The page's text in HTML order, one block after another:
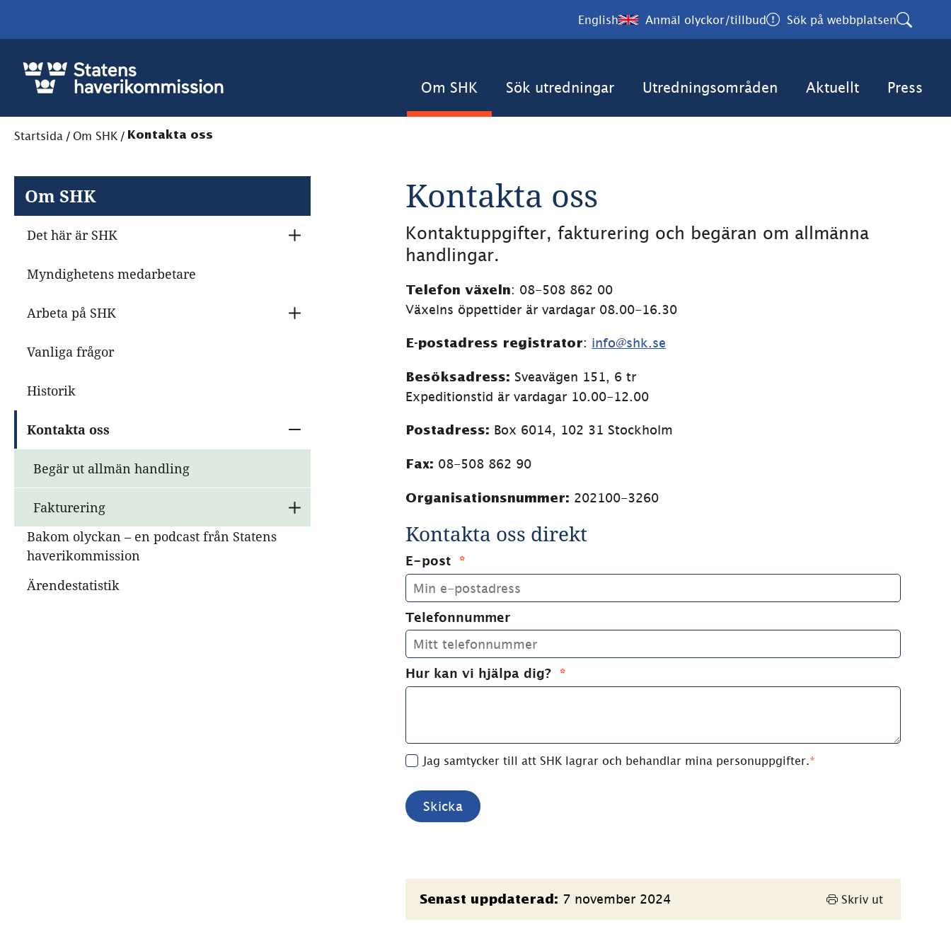
English Anmäl olyckor/tillbud Sök på webbplatsen
Om SHK Sök utredningar Utredningsområden Aktuellt Press
Startsida / Om SHK / Kontakta oss
Om SHK
Det här är SHK Undersidor för Det här är SHK
Myndighetens medarbetare
Arbeta på SHK Undersidor för Arbeta på SHK
Vanliga frågor
Historik
Kontakta oss Undersidor för Kontakta oss
Begär ut allmän handling
Fakturering Undersidor för Fakturering
Bakom olyckan – en podcast från Statens
haverikommission
Ärendestatistik
Kontakta oss
Kontaktuppgifter, fakturering och begäran om allmänna
handlingar.
Telefon växeln: 08-508 862 00
Växelns öppettider är vardagar 08.00-16.30
E-postadress registrator: info@shk.se
Besöksadress: Sveavägen 151, 6 tr
Expeditionstid är vardagar 10.00-12.00
Postadress: Box 6014, 102 31 Stockholm
Fax: 08-508 862 90
Organisationsnummer: 202100-3260
Kontakta oss direkt
E-post *(obligatorisk)
Telefonnummer
Hur kan vi hjälpa dig? *(obligatorisk)
Jag samtycker till att SHK lagrar och behandlar mina personuppgifter.*
Sidinformation
Senast uppdaterad: 7 november 2024 Skriv ut